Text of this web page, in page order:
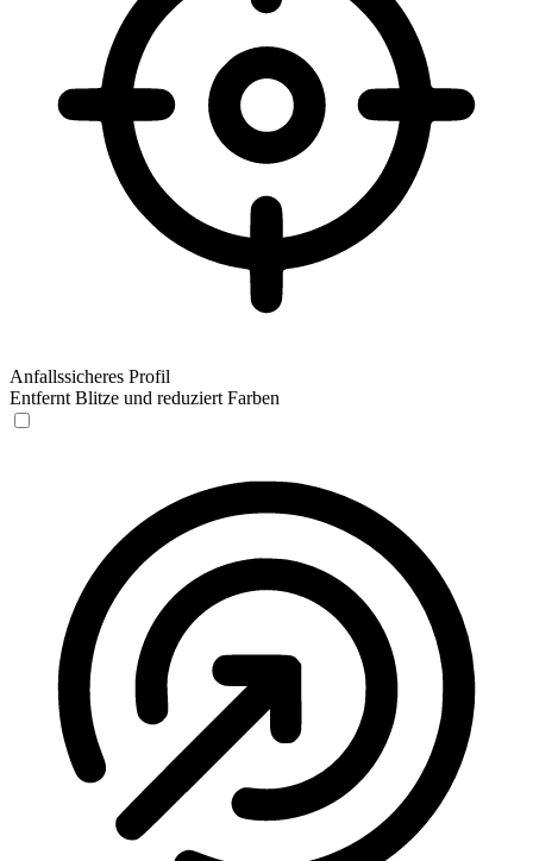
Anfallssicheres Profil
Entfernt Blitze und reduziert Farben